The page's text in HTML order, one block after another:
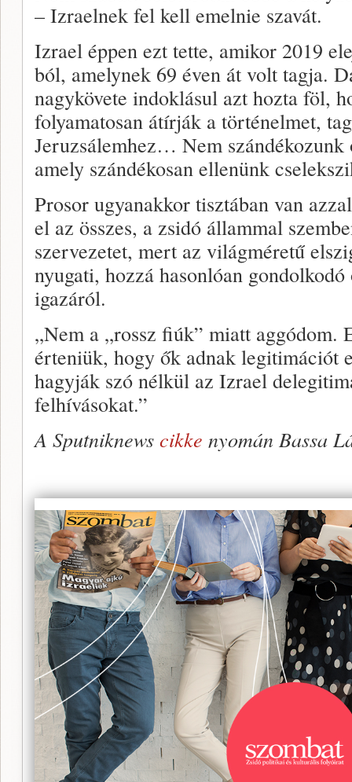
– Izraelnek fel kell emelnie szavát.
Izrael éppen ezt tette, amikor 2019
ból, amelynek 69 éven át volt tagja.
nagykövete indoklásul azt hozta föl,
folyamatosan átírják a történelmet,
Jeruzsálemhez… Nem
amely szándékosan ellenünk
Prosor ugyanakkor tisztában van
el az összes, a zsidó állammal
szervezetet, mert az világméretű
nyugati, hozzá hasonlóan
igazáról.
„Nem a „rossz fiúk” miatt
érteniük, hogy ők adnak legitimációt
hagyják szó nélkül az Izrael
felhívásokat.”
A Sputniknews cikke nyomán Bassa